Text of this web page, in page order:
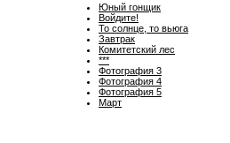
Юный гонщик
Войдите!
То солнце, то вьюга
Завтрак
Комитетский лес
***
Фотография 3
Фотография 4
Фотография 5
Март